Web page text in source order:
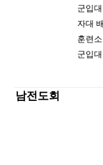
군입
자대
훈련
군입
남전도회